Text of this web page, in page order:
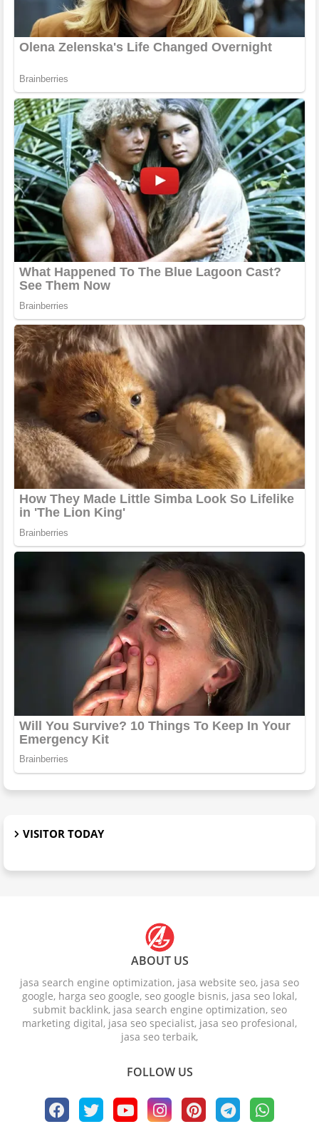
VISITOR TODAY
ABOUT US
jasa search engine optimization, jasa website seo, jasa seo
google, harga seo google, seo google bisnis, jasa seo lokal,
submit backlink, jasa search engine optimization, seo
marketing digital, jasa seo specialist, jasa seo profesional,
jasa seo terbaik,
FOLLOW US